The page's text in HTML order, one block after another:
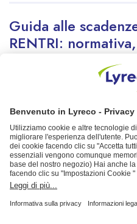
Guida alle
RENTRI:
vigore e soggetti
Come la
guida verso scelte
Sostenibilità
12 December 2024